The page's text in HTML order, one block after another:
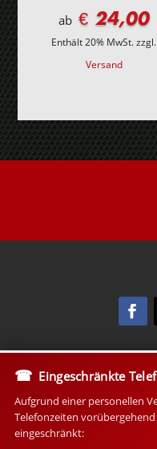
ab € 24,00
Enthält 20% MwSt.zzgl.
Versand
Eingeschränkte
Aufgrund einer personellen
Telefonzeiten
eingeschränkt: